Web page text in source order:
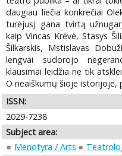
daugiau liečia konkrečiai
turėjusį gana tvirtą
kaip Vincas Krėvė, Stasys
Šilkarskis, Mstislavas
lengvai sudorojo
klausimai leidžia ne tik
O neaiškumų šioje istorijoje,
ISSN:
2029-7238
Subject area:
Menotyra / Arts